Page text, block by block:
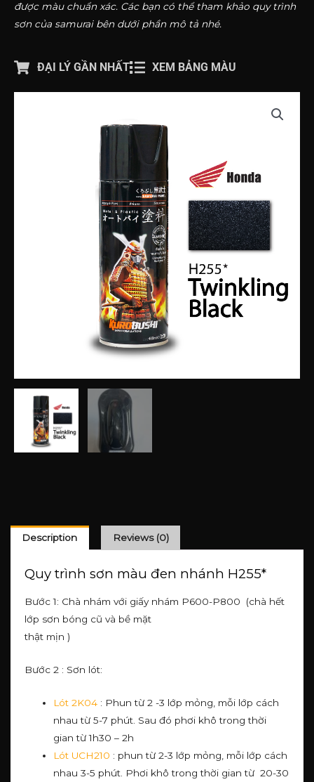
được màu chuẩn xác. Các bạn có thể tham khảo quy trình
sơn của samurai bên dưới phần mô tả nhé.
ĐẠI LÝ GẦN NHẤT XEM BẢNG MÀU
Description Reviews (0)
Quy trình sơn màu đen nhánh H255*
Bước 1: Chà nhám với giấy nhám P600-P800 (chà hết
lớp sơn bóng cũ và bề mặt
thật mịn )
Bước 2 : Sơn lót:
Lót 2K04 : Phun từ 2 -3 lớp mỏng, mỗi lớp cách
nhau từ 5-7 phút. Sau đó phơi khô trong thời
gian từ 1h30 – 2h
Lót UCH210 : phun từ 2-3 lớp mỏng, mỗi lớp cách
nhau 3-5 phút. Phơi khô trong thời gian từ 20-30